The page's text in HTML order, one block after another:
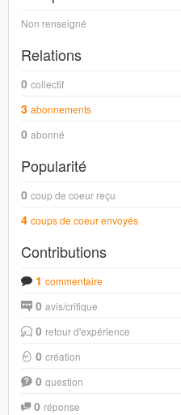
Non renseigné
Relations
0 collectif
3 abonnements
0 abonné
Popularité
0 coup de coeur reçu
4 coups de coeur envoyés
Contributions
1 commentaire
0 avis/critique
0 retour d'expérience
0 création
0 question
0 réponse